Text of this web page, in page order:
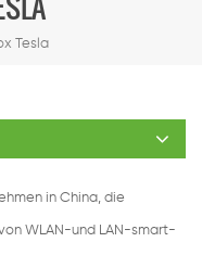
Tesla
in China, die
WLAN-und LAN-smart-